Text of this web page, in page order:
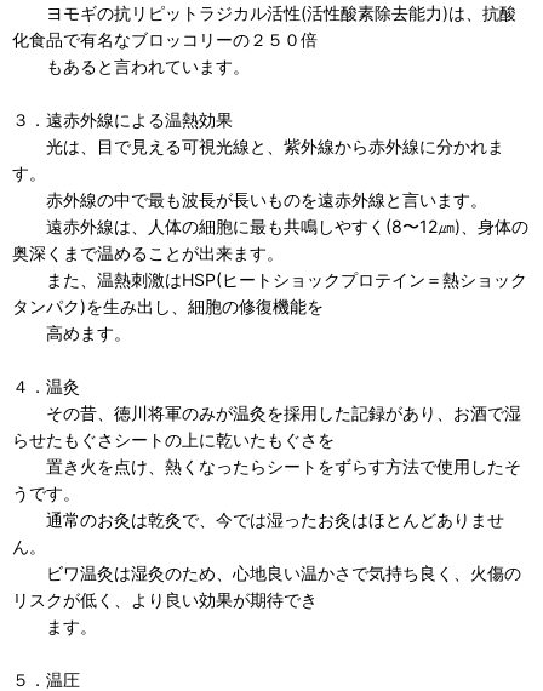
ヨモギの抗リピットラジカル活性(活性酸素除去能力)は、抗酸
化食品で有名なブロッコリーの２５０倍
もあると言われています。
３．遠赤外線による温熱効果
光は、目で見える可視光線と、紫外線から赤外線に分かれま
す。
赤外線の中で最も波長が長いものを遠赤外線と言います。
遠赤外線は、人体の細胞に最も共鳴しやすく(8〜12㎛)、身体の
奥深くまで温めることが出来ます。
また、温熱刺激はHSP(ヒートショックプロテイン＝熱ショック
タンパク)を生み出し、細胞の修復機能を
高めます。
４．温灸
その昔、徳川将軍のみが温灸を採用した記録があり、お酒で湿
らせたもぐさシートの上に乾いたもぐさを
置き火を点け、熱くなったらシートをずらす方法で使用したそ
うです。
通常のお灸は乾灸で、今では湿ったお灸はほとんどありませ
ん。
ビワ温灸は湿灸のため、心地良い温かさで気持ち良く、火傷の
リスクが低く、より良い効果が期待でき
ます。
５．温圧